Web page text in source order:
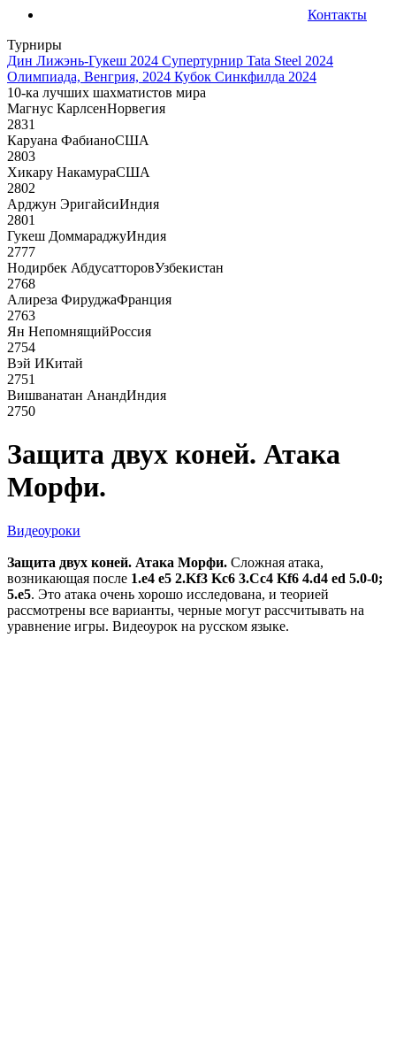
Контакты
Турниры
Дин Лижэнь-Гукеш 2024 Супертурнир Tata Steel 2024
Олимпиада, Венгрия, 2024 Кубок Синкфилда 2024
10-ка лучших шахматистов мира
Магнус КарлсенНорвегия
2831
Каруана ФабианоСША
2803
Хикару НакамураСША
2802
Арджун ЭригайсиИндия
2801
Гукеш ДоммараджуИндия
2777
Нодирбек АбдусатторовУзбекистан
2768
Алиреза ФируджаФранция
2763
Ян НепомнящийРоссия
2754
Вэй ИКитай
2751
Вишванатан АнандИндия
2750
Защита двух коней. Атака
Морфи.
Видеоуроки
Защита двух коней. Атака Морфи. Сложная атака,
возникающая после 1.e4 e5 2.Kf3 Kс6 3.Cc4 Kf6 4.d4 ed 5.0-0;
5.е5. Это атака очень хорошо исследована, и теорией
рассмотрены все варианты, черные могут рассчитывать на
уравнение игры. Видеоурок на русском языке.